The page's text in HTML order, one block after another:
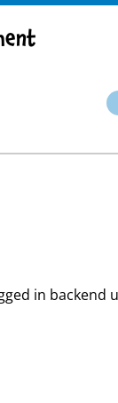
für den
Kochen und
Helfer bis
in backend